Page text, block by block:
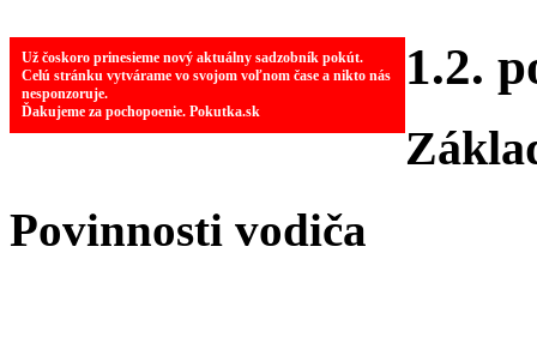
Už čoskoro prinesieme nový aktuálny sadzobník pokút.
Celú stránku vytvárame vo svojom voľnom čase a nikto nás
nesponzoruje.
Ďakujeme za pochopoenie. Pokutka.sk
1.2.
Povinnosti vodiča